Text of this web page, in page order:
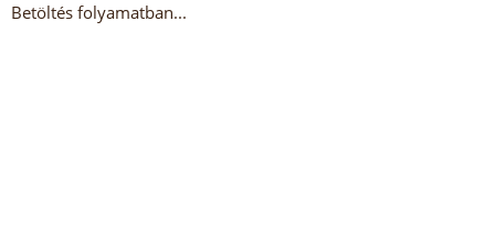
Betöltés folyamatban...